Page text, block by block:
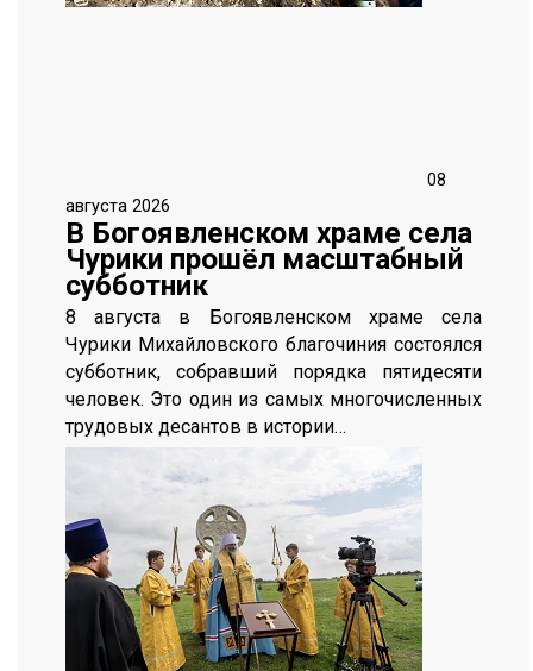
08
августа 2026
В Богоявленском храме села
Чурики прошёл масштабный
субботник
8 августа в Богоявленском храме села
Чурики Михайловского благочиния состоялся
субботник, собравший порядка пятидесяти
человек. Это один из самых многочисленных
трудовых десантов в истории…